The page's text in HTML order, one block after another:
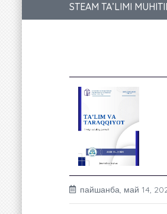
STEAM TA’LIMI
пайшанба, май 14,